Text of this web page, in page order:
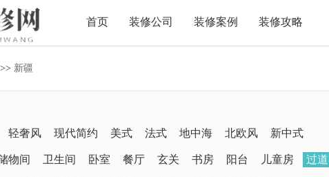
首页 装修公司 装修案例 装修攻略
>> 新疆
轻奢风 现代简约 美式 法式 地中海 北欧风 新中式
物间 卫生间 卧室 餐厅 玄关 书房 阳台 儿童房 过道